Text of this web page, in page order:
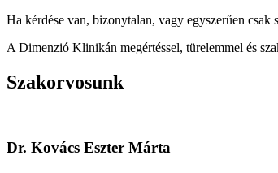
Ha kérdése van, bizonytalan, vagy egyszerűen
A Dimenzió Klinikán megértéssel, türelemmel és
Szakorvosunk
Dr. Kovács Eszter Márta